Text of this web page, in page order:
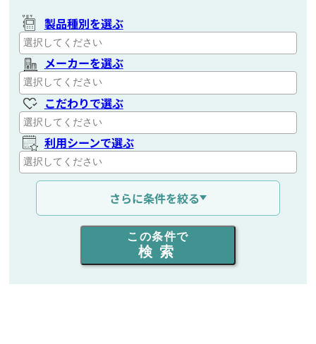
製品種別を選ぶ
メーカーを選ぶ
こだわりで選ぶ
利用シーンで選ぶ
通信距離を選ぶ
出力を選ぶ
同時通話人数を選ぶ
さらに条件を絞る
この条件で
検索